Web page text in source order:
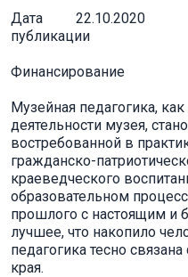
Дата
публикации
22.10.2020
Финансирование
Музейная педагогика,
деятельности музея,
востребованной в
гражданско-
краеведческого
образовательном
прошлого с настоящим и
лучшее, что накопило
педагогика тесно
края.